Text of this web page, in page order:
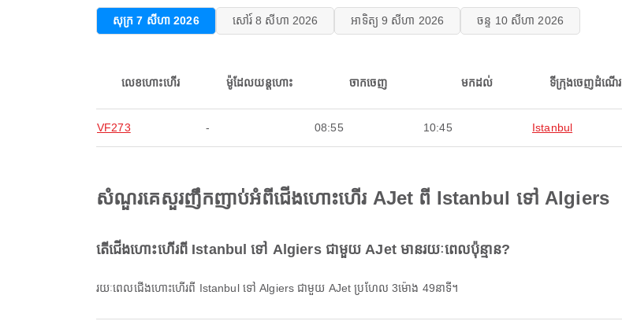
សុក្រ 7 សីហា 2026 សៅរ៍ 8 សីហា 2026 អាទិត្យ 9 សីហា 2026 ចន្ទ 10 សីហា 2026
លេខហោះហើរ ម៉ូដែលយន្តហោះ ចាកចេញ មកដល់ ទីក្រុងចេញដំណើរ
VF273 - 08:55 10:45 Istanbul
សំណួរគេសួរញឹកញាប់អំពីជើងហោះហើរ AJet ពី Istanbul ទៅ Algiers
តើជើងហោះហើរពី Istanbul ទៅ Algiers ជាមួយ AJet មានរយៈពេលប៉ុន្មាន?
រយៈពេលជើងហោះហើរពី Istanbul ទៅ Algiers ជាមួយ AJet ប្រហែល 3ម៉ោង 49នាទី។